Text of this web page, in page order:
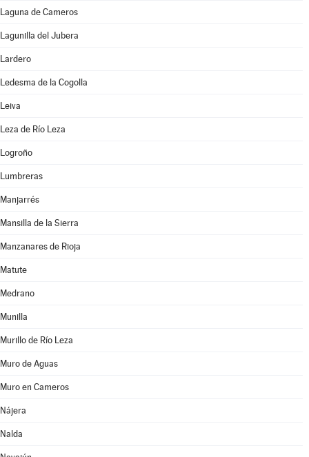
Laguna de Cameros
Lagunilla del Jubera
Lardero
Ledesma de la Cogolla
Leiva
Leza de Río Leza
Logroño
Lumbreras
Manjarrés
Mansilla de la Sierra
Manzanares de Rioja
Matute
Medrano
Munilla
Murillo de Río Leza
Muro de Aguas
Muro en Cameros
Nájera
Nalda